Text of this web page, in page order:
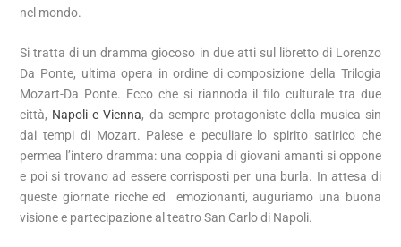
nel mondo.
Si tratta di un dramma giocoso in due atti sul libretto di Lorenzo
Da Ponte, ultima opera in ordine di composizione della Trilogia
Mozart-Da Ponte. Ecco che si riannoda il filo culturale tra due
città, Napoli e Vienna, da sempre protagoniste della musica sin
dai tempi di Mozart. Palese e peculiare lo spirito satirico che
permea l’intero dramma: una coppia di giovani amanti si oppone
e poi si trovano ad essere corrisposti per una burla. In attesa di
queste giornate ricche ed emozionanti, auguriamo una buona
visione e partecipazione al teatro San Carlo di Napoli.